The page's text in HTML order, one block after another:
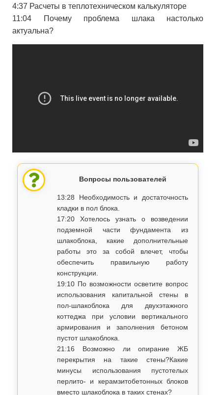
4:37 Расчеты в теплотехническом калькуляторе
11:04 Почему проблема шлака настолько
актуальна?
Вопросы пользователей
13:28 Необходимость и достаточность
кладки в пол блока.
17:20 Хотелось узнать о возведении
подземной части фундамента из
шлакоблока, какие дополнительные
работы это за собой влечет, чтобы
обеспечить правильную работу
конструкции.
19:10 По возможности осветите вопрос
использования капитальной стены в
пол-шлакоблока для двухэтажного
коттеджа при условии вертикального
армирования и заполнения бетоном
пустот шлакоблока.
21:16 Возможно ли опирание ЖБ
перекрытия на такие стены?Какие
минусы использования пустотелых
перлито- и керамзитобетонных блоков
вместо шлакоблока в таких стенах?